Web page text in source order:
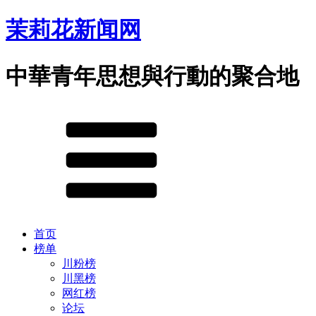
茉莉花新闻网
中華青年思想與行動的聚合地
首页
榜单
川粉榜
川黑榜
网红榜
论坛